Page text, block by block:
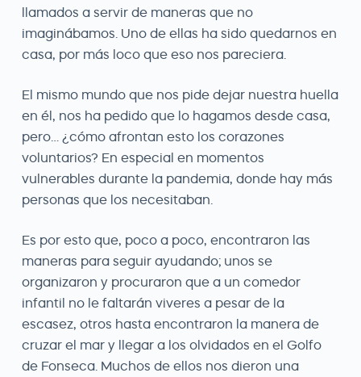
llamados a servir de maneras que no
imaginábamos. Uno de ellas ha sido quedarnos en
casa, por más loco que eso nos pareciera.
El mismo mundo que nos pide dejar nuestra huella
en él, nos ha pedido que lo hagamos desde casa,
pero… ¿cómo afrontan esto los corazones
voluntarios? En especial en momentos
vulnerables durante la pandemia, donde hay más
personas que los necesitaban.
Es por esto que, poco a poco, encontraron las
maneras para seguir ayudando; unos se
organizaron y procuraron que a un comedor
infantil no le faltarán viveres a pesar de la
escasez, otros hasta encontraron la manera de
cruzar el mar y llegar a los olvidados en el Golfo
de Fonseca. Muchos de ellos nos dieron una